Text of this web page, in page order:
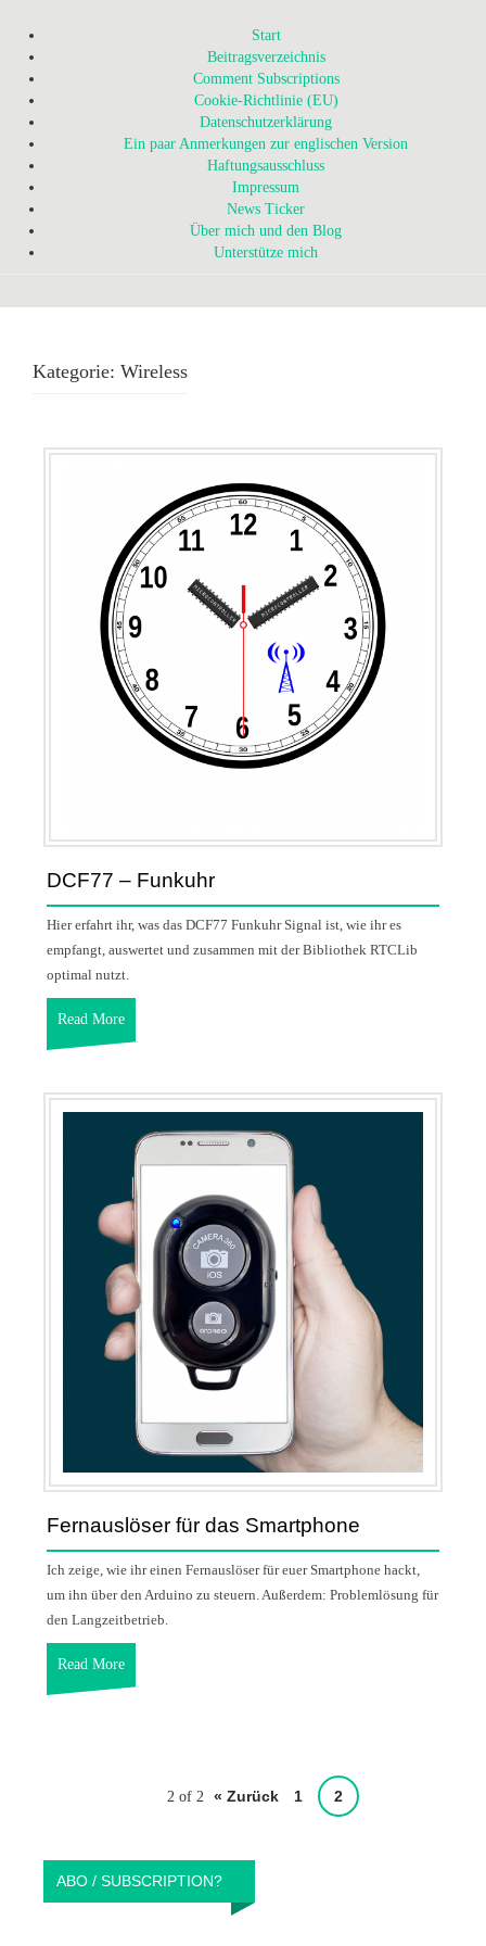
Start
Beitragsverzeichnis
Comment Subscriptions
Cookie-Richtlinie (EU)
Datenschutzerklärung
Ein paar Anmerkungen zur englischen Version
Haftungsausschluss
Impressum
News Ticker
Über mich und den Blog
Unterstütze mich
Kategorie: Wireless
DCF77 – Funkuhr
Hier erfahrt ihr, was das DCF77 Funkuhr Signal ist, wie ihr es
empfangt, auswertet und zusammen mit der Bibliothek RTCLib
optimal nutzt.
Read More
Fernauslöser für das Smartphone
Ich zeige, wie ihr einen Fernauslöser für euer Smartphone hackt,
um ihn über den Arduino zu steuern. Außerdem: Problemlösung für
den Langzeitbetrieb.
Read More
2 of 2 « Zurück 1 2
ABO / SUBSCRIPTION?